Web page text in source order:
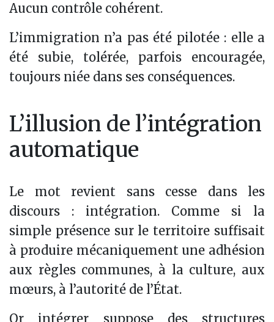
Aucun contrôle cohérent.
L’immigration n’a pas été pilotée : elle a
été subie, tolérée, parfois encouragée,
toujours niée dans ses conséquences.
L’illusion de l’intégration
automatique
Le mot revient sans cesse dans les
discours : intégration. Comme si la
simple présence sur le territoire suffisait
à produire mécaniquement une adhésion
aux règles communes, à la culture, aux
mœurs, à l’autorité de l’État.
Or intégrer suppose des structures